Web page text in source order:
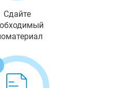
Сдайте